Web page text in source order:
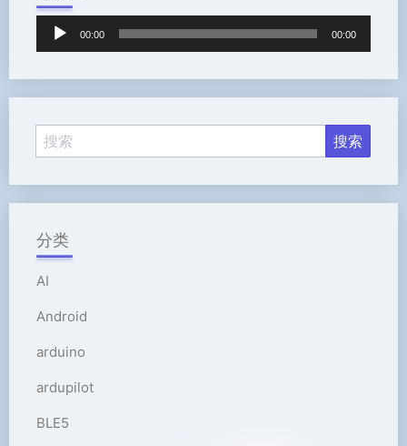
放
00:00 00:00
分类
AI
Android
arduino
ardupilot
BLE5